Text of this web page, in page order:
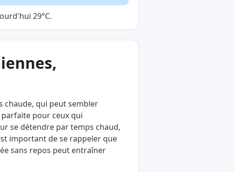
29°C.
chaude, qui peut sembler
pour ceux qui
se détendre par temps chaud,
important de se rappeler que
sans repos peut entraîner